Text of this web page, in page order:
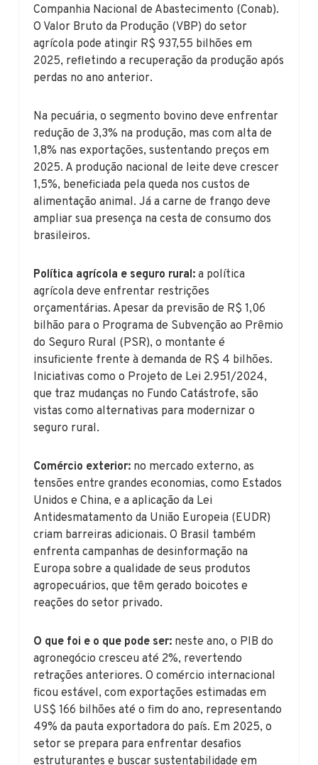
Companhia Nacional de Abastecimento (Conab).
O Valor Bruto da Produção (VBP) do setor
agrícola pode atingir R$ 937,55 bilhões em
2025, refletindo a recuperação da produção após
perdas no ano anterior.
Na pecuária, o segmento bovino deve enfrentar
redução de 3,3% na produção, mas com alta de
1,8% nas exportações, sustentando preços em
2025. A produção nacional de leite deve crescer
1,5%, beneficiada pela queda nos custos de
alimentação animal. Já a carne de frango deve
ampliar sua presença na cesta de consumo dos
brasileiros.
Política agrícola e seguro rural: a política
agrícola deve enfrentar restrições
orçamentárias. Apesar da previsão de R$ 1,06
bilhão para o Programa de Subvenção ao Prêmio
do Seguro Rural (PSR), o montante é
insuficiente frente à demanda de R$ 4 bilhões.
Iniciativas como o Projeto de Lei 2.951/2024,
que traz mudanças no Fundo Catástrofe, são
vistas como alternativas para modernizar o
seguro rural.
Comércio exterior: no mercado externo, as
tensões entre grandes economias, como Estados
Unidos e China, e a aplicação da Lei
Antidesmatamento da União Europeia (EUDR)
criam barreiras adicionais. O Brasil também
enfrenta campanhas de desinformação na
Europa sobre a qualidade de seus produtos
agropecuários, que têm gerado boicotes e
reações do setor privado.
O que foi e o que pode ser: neste ano, o PIB do
agronegócio cresceu até 2%, revertendo
retrações anteriores. O comércio internacional
ficou estável, com exportações estimadas em
US$ 166 bilhões até o fim do ano, representando
49% da pauta exportadora do país. Em 2025, o
setor se prepara para enfrentar desafios
estruturantes e buscar sustentabilidade em